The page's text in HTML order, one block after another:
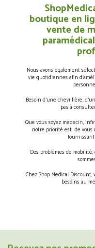
boutique en
vente de
Nous avons également
vie quotidiennes afin
Besoin d’une chevillière,
pas à
Que vous soyez médecin,
notre priorité est de vous
Des problèmes de
Chez Shop Medical
besoins au